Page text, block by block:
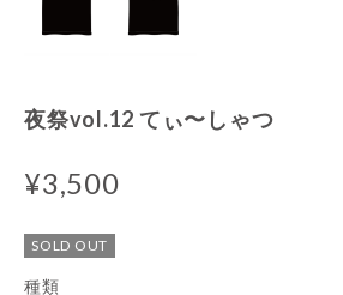
夜祭vol.12 てぃ〜しゃつ
¥3,500
SOLD OUT
種類